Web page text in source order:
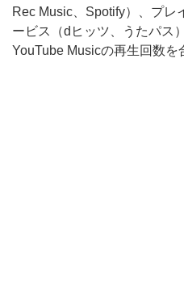
Rec Music、Spotify）、プレ
ービス（dヒッツ、うたパス
YouTube Musicの再生回数を